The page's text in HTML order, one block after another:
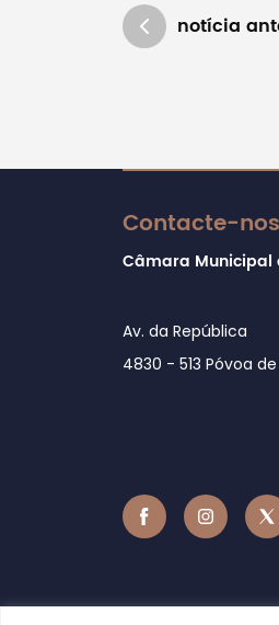
notícia
Atualizado em
Contacte-nos
Câmara Municipal
Av. da República
4830 - 513 Póvoa